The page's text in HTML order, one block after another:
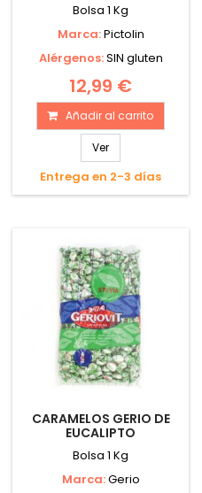
Bolsa 1 Kg
Marca:Pictolin
Alérgenos:SIN gluten
12,99 €
Añadir al carrito
Ver
Entrega en 2-3 días
CARAMELOS GERIO DE
EUCALIPTO
Bolsa 1 Kg
Marca:Gerio